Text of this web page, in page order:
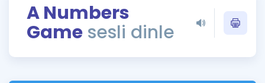
ÖSYM Sınav Takvimi
Kampanyalar
A Numbers
Game sesli dinle